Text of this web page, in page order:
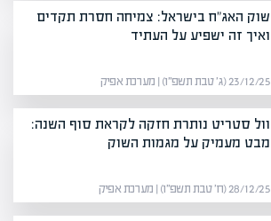
שוק האג"ח בישראל: צמיחה חסרת תקדים
ואיך זה ישפיע על העתיד
23/12/25 (ג׳ טבת תשפ״ו) | מערכת אפיק
וול סטריט נותרת חזקה לקראת סוף השנה:
מבט מעמיק על מגמות השוק
28/12/25 (ח׳ טבת תשפ״ו) | מערכת אפיק